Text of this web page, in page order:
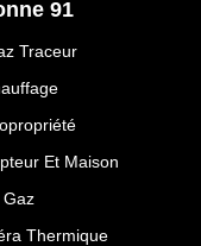
91
Traceur
Et Maison
Thermique